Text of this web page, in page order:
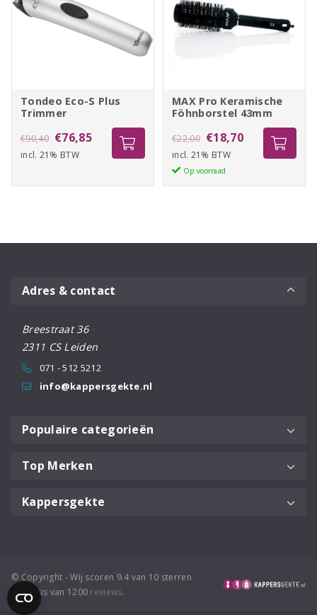
Tondeo Eco-S Plus
Trimmer
€90,40 Oorspronkelijke
prijs
€76,85Huidige
prijs
incl. 21% BTW
MAX Pro Keramische
Föhnborstel 43mm
€22,00 Oorspronkelijke
prijs
was:
€18,70Huidige
prijs
incl. 21% BTW
Op voorraad
MAX
Föhnborstel
Adres & contact
Breestraat 36
2311 CS Leiden
071 - 512 5212
info@kappersgekte.nl
Populaire categorieën
Top Merken
Kappersgekte
© Copyright - Wij scoren 9.4 van 10 sterren
op basis van 1200 reviews.